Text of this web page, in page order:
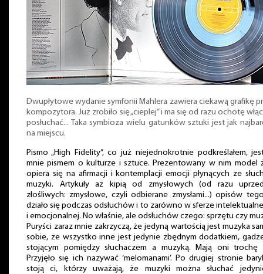
Dwupłytowe wydanie symfonii Mahlera zawiera ciekawą grafikę
kompozytora. Już zrobiło się „cieplej” i ma się od razu ochotę
posłuchać... Taka symbioza wielu gatunków sztuki jest jak
na miejscu.
Pismo „High Fidelity”, co już niejednokrotnie podkreślałem,
mnie pismem o kulturze i sztuce. Prezentowany w nim model
opiera się na afirmacji i kontemplacji emocji płynących ze
muzyki. Artykuły aż kipią od zmysłowych (od razu
złośliwych: zmysłowe, czyli odbierane zmysłami...) opisów
działo się podczas odsłuchów i to zarówno w sferze
i emocjonalnej. No właśnie, ale odsłuchów czego: sprzętu czy
Puryści zaraz mnie zakrzyczą, że jedyną wartością jest muzyka
sobie, że wszystko inne jest jedynie zbędnym dodatkiem,
stojącym pomiędzy słuchaczem a muzyką. Mają oni trochę
Przyjęło się ich nazywać ‘melomanami’. Po drugiej stronie
stoją ci, którzy uważają, że muzyki można słuchać